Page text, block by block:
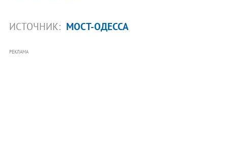
ИСТОЧНИК: МОСТ-ОДЕССА
РЕКЛАМА